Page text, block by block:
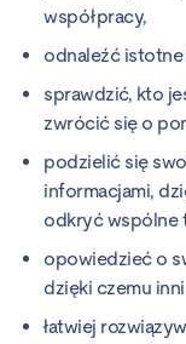
współpracy,
odnaleźć istotne
sprawdzić, kto
zwrócić się o
podzielić się
informacjami,
odkryć wspólne
opowiedzieć o
dzięki czemu
łatwiej